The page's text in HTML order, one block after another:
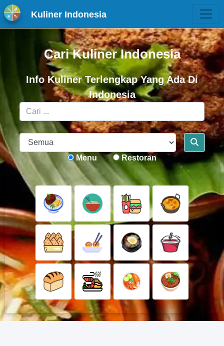
Kuliner Indonesia
Cari Kuliner Indonesia
Info Kuliner Terlengkap Yang Ada Di
Indonesia
Menu Restoran